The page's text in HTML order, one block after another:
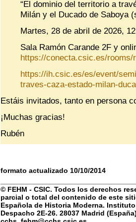
“El dominio del territorio a
Milán y el Ducado de Saboya
Martes, 28 de abril de 2026,
Sala Ramón Carande 2F y
https://conecta.csic.es/rooms/
https://ih.csic.es/es/event/
traves-caza-estado-milan-
Estáis invitados, tanto en persona
¡Muchas gracias!
Rubén
formato actualizado 10/10/2014
© FEHM - CSIC. Todos los derechos
parcial o total del contenido de este
Española de Historia Moderna. Instituto
Despacho 2E-26. 28037 Madrid